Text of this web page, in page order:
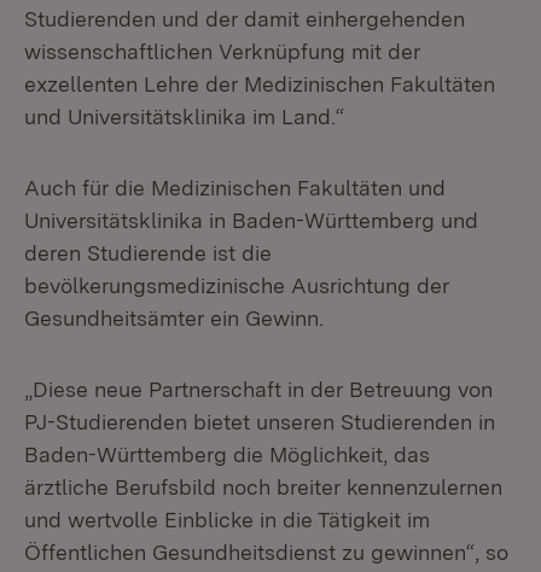
Studierenden und der damit einhergehenden
wissenschaftlichen Verknüpfung mit der
exzellenten Lehre der Medizinischen Fakultäten
und Universitätsklinika im Land.“
Auch für die Medizinischen Fakultäten und
Universitätsklinika in Baden-Württemberg und
deren Studierende ist die
bevölkerungsmedizinische Ausrichtung der
Gesundheitsämter ein Gewinn.
„Diese neue Partnerschaft in der Betreuung von
PJ-Studierenden bietet unseren Studierenden in
Baden-Württemberg die Möglichkeit, das
ärztliche Berufsbild noch breiter kennenzulernen
und wertvolle Einblicke in die Tätigkeit im
Öffentlichen Gesundheitsdienst zu gewinnen“, so